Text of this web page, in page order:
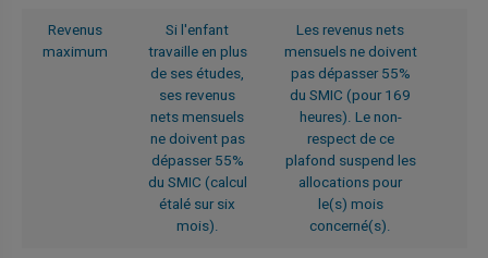
Revenus
maximum
Si l'enfant
travaille en plus
de ses études,
ses revenus
nets mensuels
ne doivent pas
dépasser 55%
du SMIC (calcul
étalé sur six
mois).
Les revenus nets
mensuels ne doivent
pas dépasser 55%
du SMIC (pour 169
heures). Le non-
respect de ce
plafond suspend les
allocations pour
le(s) mois
concerné(s).